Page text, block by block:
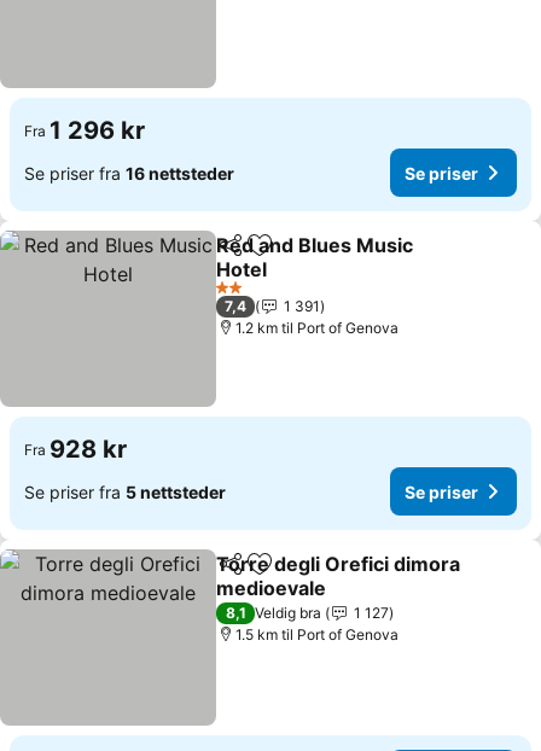
Fra 1 296 kr
Se priser fra 16 nettsteder Se priser
Del Legg til i favoritter
Red and Blues Music
Hotel
2 Stjerner
7,4
1 391
1.2 km til Port of Genova
Fra 928 kr
Se priser fra 5 nettsteder Se priser
Del Legg til i favoritter
Torre degli Orefici dimora
medioevale
8,1 Veldig bra
1 127
1.5 km til Port of Genova